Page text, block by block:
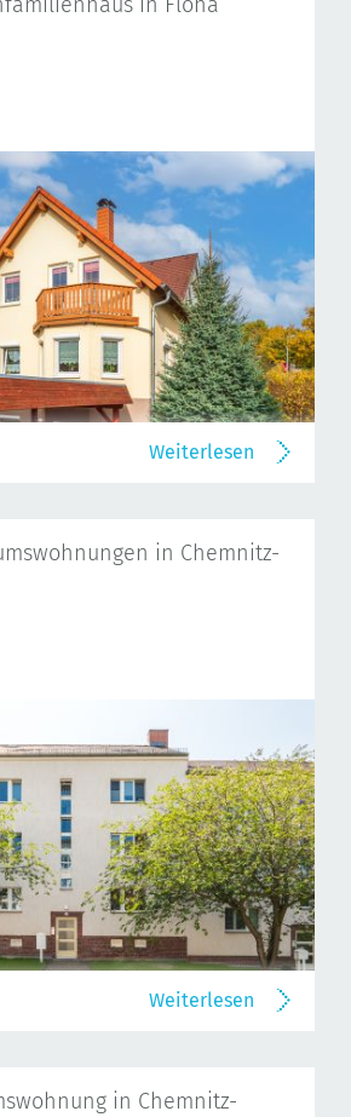
Weiterlesen
in Chemnitz-
Weiterlesen
in Chemnitz-